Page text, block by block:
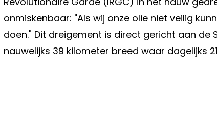
onmiskenbaar: "Als wij onze olie niet veilig
doen." Dit dreigement is direct gericht aan de
nauwelijks 39 kilometer breed waar dagelijks